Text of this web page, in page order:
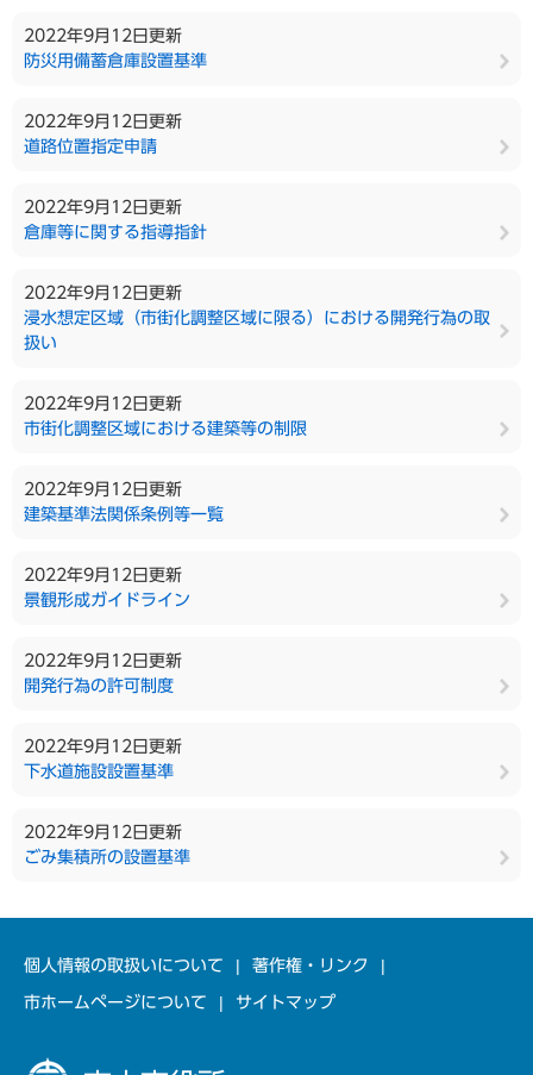
2022年9月12日更新
防災用備蓄倉庫設置基準
2022年9月12日更新
道路位置指定申請
2022年9月12日更新
倉庫等に関する指導指針
2022年9月12日更新
浸水想定区域（市街化調整区域に限る）における開発行為の取
扱い
2022年9月12日更新
市街化調整区域における建築等の制限
2022年9月12日更新
建築基準法関係条例等一覧
2022年9月12日更新
景観形成ガイドライン
2022年9月12日更新
開発行為の許可制度
2022年9月12日更新
下水道施設設置基準
2022年9月12日更新
ごみ集積所の設置基準
個人情報の取扱いについて 著作権・リンク
市ホームページについて サイトマップ